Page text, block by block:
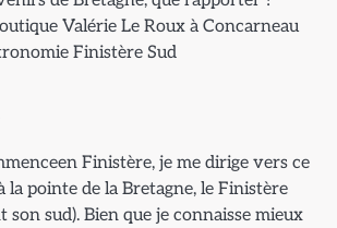
Valérie Le Roux à Concarneau
Finistère Sud
Finistère, je me dirige vers ce
la pointe de la Bretagne, le Finistère
son sud). Bien que je connaisse mieux